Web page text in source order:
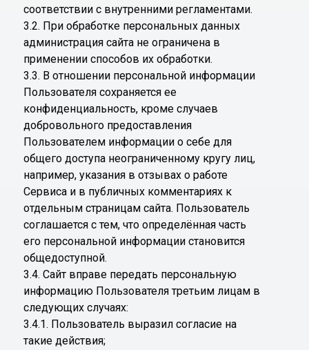
соответствии с внутренними регламентами.
3.2. При обработке персональных данных
администрация сайта не ограничена в
применении способов их обработки.
3.3. В отношении персональной информации
Пользователя сохраняется ее
конфиденциальность, кроме случаев
добровольного предоставления
Пользователем информации о себе для
общего доступа неограниченному кругу лиц,
например, указания в отзывах о работе
Сервиса и в публичных комментариях к
отдельным страницам сайта. Пользователь
соглашается с тем, что определённая часть
его персональной информации становится
общедоступной.
3.4. Сайт вправе передать персональную
информацию Пользователя третьим лицам в
следующих случаях:
3.4.1. Пользователь выразил согласие на
такие действия;